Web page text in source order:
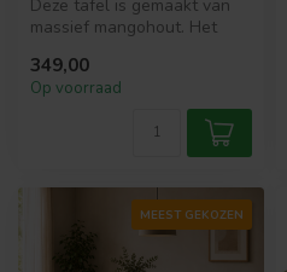
Deze tafel is gemaakt van
massief mangohout. Het
buitenz...
349,00
Op voorraad
MEEST GEKOZEN